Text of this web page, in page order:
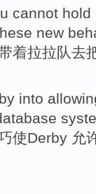
cannot hold
new
着拉拉队去
into
使Derby 允